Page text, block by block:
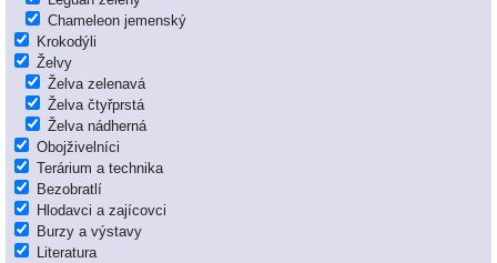
Chameleon jemenský
Krokodýli
Želvy
Želva zelenavá
Želva čtyřprstá
Želva nádherná
Obojživelníci
Terárium a technika
Bezobratlí
Hlodavci a zajícovci
Burzy a výstavy
Literatura